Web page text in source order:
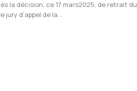
la décision, ce 17 mars2025, de retrait du
jury d’appel de la…